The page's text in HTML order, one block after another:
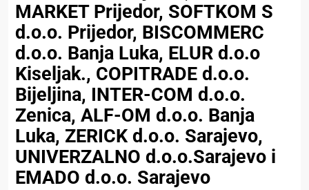
MARKET Prijedor, SOFTKOM S
d.o.o. Prijedor, BISCOMMERC
d.o.o. Banja Luka, ELUR d.o.o
Kiseljak., COPITRADE d.o.o.
Bijeljina, INTER-COM d.o.o.
Zenica, ALF-OM d.o.o. Banja
Luka, ZERICK d.o.o. Sarajevo,
UNIVERZALNO d.o.o.Sarajevo i
EMADO d.o.o. Sarajevo